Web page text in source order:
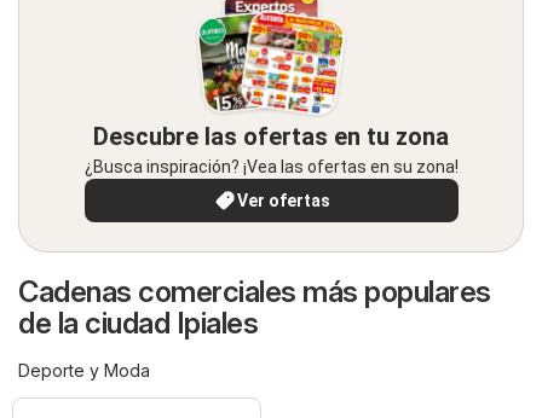
Descubre las ofertas en tu zona
¿Busca inspiración? ¡Vea las ofertas en su zona!
Ver ofertas
Cadenas comerciales más populares
de la ciudad Ipiales
Deporte y Moda